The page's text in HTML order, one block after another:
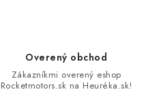
Overený obchod
Zákazníkmi overený eshop
Rocketmotors.sk na Heuréka.sk!